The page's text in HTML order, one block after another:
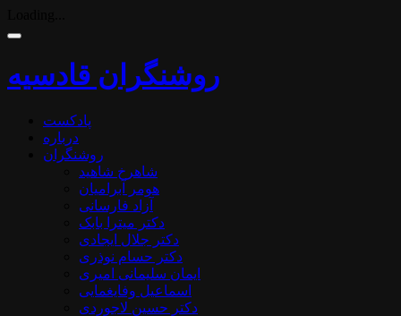
روشنگران قادسیه
پادکست
درباره
روشنگران
شاهرخ شاهید
هومر آبرامیان
آزاد فارسانی
دکتر میترا بابک
دکتر جلال ایجادی
دکتر حسام نوذری
ایمان سلیمانی امیری
اسماعیل وفایغمایی
دکتر حسین لاجوردی